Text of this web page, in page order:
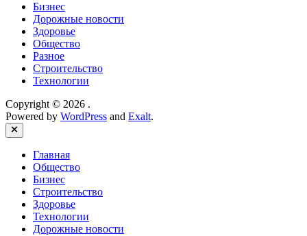
Бизнес
Дорожные новости
Здоровье
Общество
Разное
Строительство
Технологии
Copyright © 2026 .
Powered by WordPress and Exalt.
Close
Главная
Общество
Бизнес
Строительство
Здоровье
Технологии
Дорожные новости